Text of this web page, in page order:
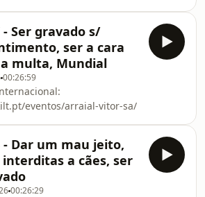
- Ser gravado s/
ser a cara
multa, Mundial
00:26:59
eventos/arraial-vitor-sa/
- Dar um mau jeito,
interditas a cães, ser
00:26:29